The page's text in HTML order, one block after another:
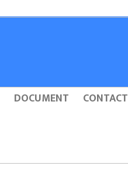
DOCUMENT CONTACT